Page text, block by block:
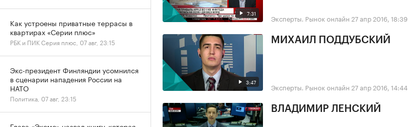
7:31 Эксперты. Рынок онлайн 27 апр 2016, 18:39
3:47
МИХАИЛ ПОДДУБСКИЙ
Эксперты. Рынок онлайн 27 апр 2016, 14:44
ВЛАДИМИР ЛЕНСКИЙ
Как устроены приватные террасы в
квартирах «Серии плюс»
РБК и ПИК Серия плюс, 07 авг, 23:15
Экс-президент Финляндии усомнился
в сценарии нападения России на
НАТО
Политика, 07 авг, 23:15